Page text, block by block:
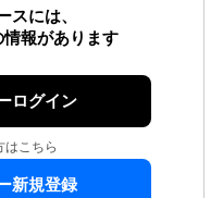
スには、
情報があります
ログイン
はこちら
新規登録